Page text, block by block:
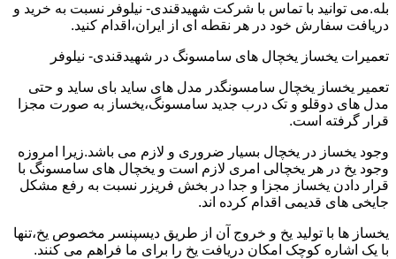
بله.می توانید با تماس با شرکت شهیدقندی- نیلوفر نسبت به خرید و
دریافت سفارش خود در هر نقطه ای از ایران،اقدام کنید.
تعمیرات یخساز یخچال های سامسونگ در شهیدقندی- نیلوفر
تعمیر یخساز یخچال سامسونگدر مدل های ساید بای ساید و حتی
مدل های دوقلو و تک درب جدید سامسونگ،یخساز به صورت مجزا
قرار گرفته است.
وجود یخساز در یخچال بسیار ضروری و لازم می باشد.زیرا امروزه
وجود یخ در هر یخچالی امری لازم است و یخچال های سامسونگ با
قرار دادن یخساز مجزا و جدا در بخش فریزر نسبت به رفع مشکل
جایخی های قدیمی اقدام کرده اند.
یخساز ها با تولید یخ و خروج آن از طریق دیسپنسر مخصوص یخ،تنها
با یک اشاره کوچک امکان دریافت یخ را برای ما فراهم می کنند.